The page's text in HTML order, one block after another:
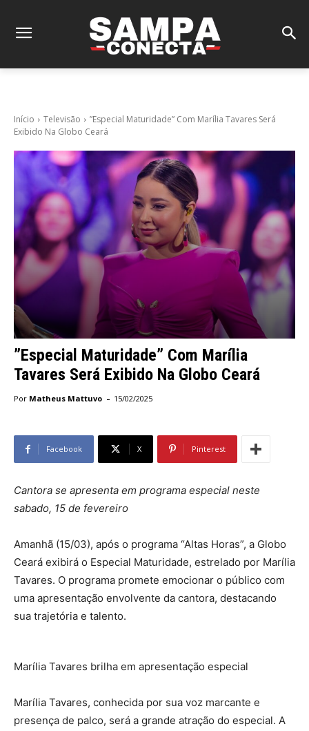
Início Televisão
”Especial Maturidade” Com Marília Tavares Será
Exibido Na Globo Ceará
”Especial Maturidade” Com Marília
Tavares Será Exibido Na Globo Ceará
Por Matheus Mattuvo - 15/02/2025
Facebook X Pinterest
Cantora se apresenta em programa especial neste
sabado, 15 de fevereiro
Amanhã (15/03), após o programa “Altas Horas”, a Globo
Ceará exibirá o Especial Maturidade, estrelado por Marília
Tavares. O programa promete emocionar o público com
uma apresentação envolvente da cantora, destacando
sua trajetória e talento.
Marília Tavares brilha em apresentação especial
Marília Tavares, conhecida por sua voz marcante e
presença de palco, será a grande atração do especial. A